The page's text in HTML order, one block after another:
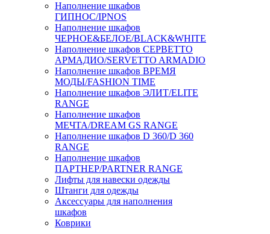
Наполнение шкафов
ГИПНОС/IPNOS
Наполнение шкафов
ЧЕРНОЕ&БЕЛОЕ/BLACK&WHITE
Наполнение шкафов СЕРВЕТТО
АРМАДИО/SERVETTO ARMADIO
Наполнение шкафов ВРЕМЯ
МОДЫ/FASHION TIME
Наполнение шкафов ЭЛИТ/ELITE
RANGE
Наполнение шкафов
МЕЧТА/DREAM GS RANGE
Наполнение шкафов D 360/D 360
RANGE
Наполнение шкафов
ПАРТНЕР/PARTNER RANGE
Лифты для навески одежды
Штанги для одежды
Аксессуары для наполнения
шкафов
Коврики